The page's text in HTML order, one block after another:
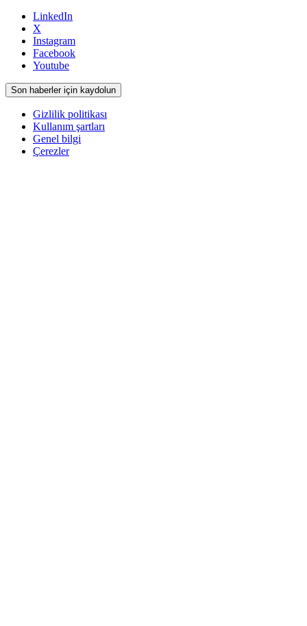
LinkedIn
X
Instagram
Facebook
Youtube
Son haberler için kaydolun
Gizlilik politikası
Kullanım şartları
Genel bilgi
Çerezler